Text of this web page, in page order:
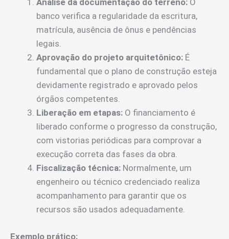
Análise da documentação do terreno: O
banco verifica a regularidade da escritura,
matrícula, ausência de ônus e pendências
legais.
Aprovação do projeto arquitetônico: É
fundamental que o plano de construção esteja
devidamente registrado e aprovado pelos
órgãos competentes.
Liberação em etapas: O financiamento é
liberado conforme o progresso da construção,
com vistorias periódicas para comprovar a
execução correta das fases da obra.
Fiscalização técnica: Normalmente, um
engenheiro ou técnico credenciado realiza
acompanhamento para garantir que os
recursos são usados adequadamente.
Exemplo prático: